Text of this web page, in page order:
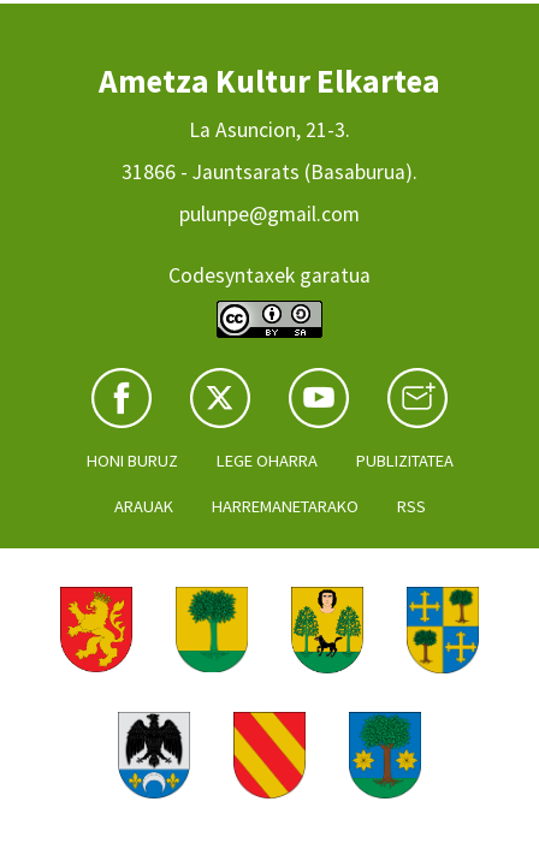
Ametza Kultur Elkartea
La Asuncion, 21-3.
31866 - Jauntsarats (Basaburua).
pulunpe@gmail.com
Codesyntaxek garatua
HONI BURUZ LEGE OHARRA PUBLIZITATEA
ARAUAK HARREMANETARAKO RSS